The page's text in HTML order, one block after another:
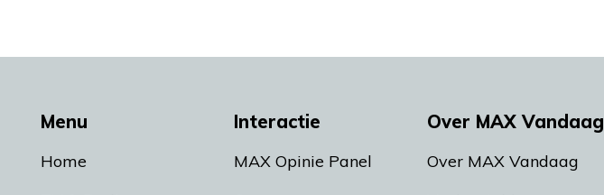
Menu
Home
Interactie
MAX Opinie Panel
Over MAX Vandaag
Over MAX Vandaag